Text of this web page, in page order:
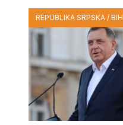
REPUBLIKA SRPSKA / BIH